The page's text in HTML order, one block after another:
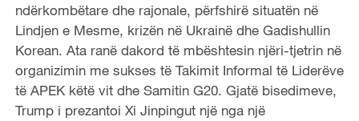
ndërkombëtare dhe rajonale, përfshirë situatën në
Lindjen e Mesme, krizën në Ukrainë dhe Gadishullin
Korean. Ata ranë dakord të mbështesin njëri-tjetrin në
organizimin me sukses të Takimit Informal të Liderëve
të APEK këtë vit dhe Samitin G20. Gjatë bisedimeve,
Trump i prezantoi Xi Jinpingut një nga një